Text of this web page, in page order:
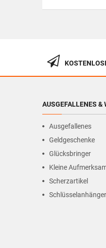
AUSGEFALLENES &
Ausgefallenes
Geldgeschenke
Glücksbringer
Kleine
Scherzartikel
Schlüsselanhänger